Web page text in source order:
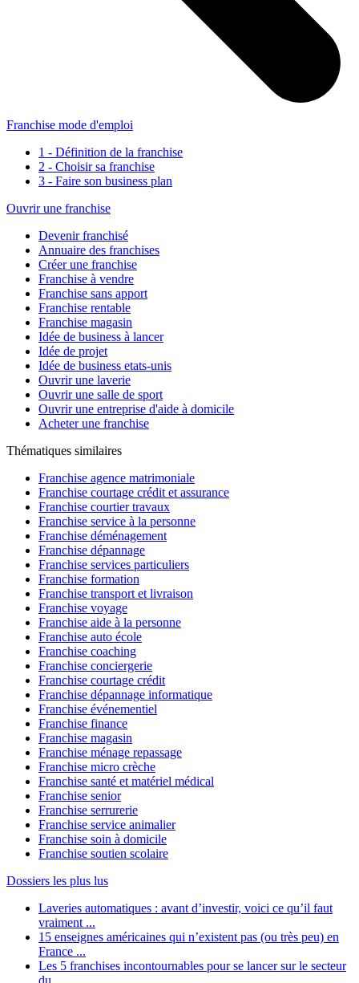
Franchise mode d'emploi
1 - Définition de la franchise
2 - Choisir sa franchise
3 - Faire son business plan
Ouvrir une franchise
Devenir franchisé
Annuaire des franchises
Créer une franchise
Franchise à vendre
Franchise sans apport
Franchise rentable
Franchise magasin
Idée de business à lancer
Idée de projet
Idée de business etats-unis
Ouvrir une laverie
Ouvrir une salle de sport
Ouvrir une entreprise d'aide à domicile
Acheter une franchise
Thématiques similaires
Franchise agence matrimoniale
Franchise courtage crédit et assurance
Franchise courtier travaux
Franchise service à la personne
Franchise déménagement
Franchise dépannage
Franchise services particuliers
Franchise formation
Franchise transport et livraison
Franchise voyage
Franchise aide à la personne
Franchise auto école
Franchise coaching
Franchise conciergerie
Franchise courtage crédit
Franchise dépannage informatique
Franchise événementiel
Franchise finance
Franchise magasin
Franchise ménage repassage
Franchise micro crèche
Franchise santé et matériel médical
Franchise senior
Franchise serrurerie
Franchise service animalier
Franchise soin à domicile
Franchise soutien scolaire
Dossiers les plus lus
Laveries automatiques : avant d’investir, voici ce qu’il faut
vraiment ...
15 enseignes américaines qui n’existent pas (ou très peu) en
France ...
Les 5 franchises incontournables pour se lancer sur le secteur